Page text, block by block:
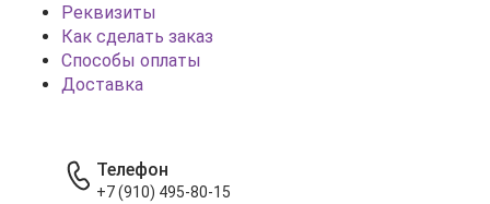
Реквизиты
Как сделать заказ
Способы оплаты
Доставка
Телефон
+7 (910) 495-80-15